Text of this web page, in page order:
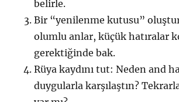
belirle.
Bir “yenilenme kutusu”
olumlu anlar, küçük hatıralar
gerektiğinde bak.
Rüya kaydını tut: Neden and
duygularla karşılaştın?